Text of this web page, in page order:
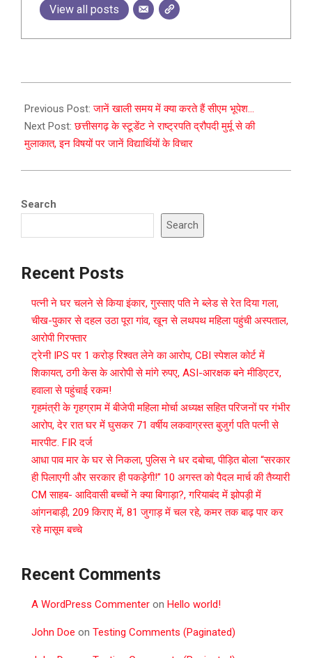
View all posts
08-
22
Previous Post:जानें खाली समय में क्या करते हैं सीएम भूपेश…
Next Post:छत्तीसगढ़ के स्टूडेंट ने राष्ट्रपति द्रौपदी मुर्मू से की
मुलाकात, इन विषयों पर जानें विद्यार्थियों के विचार
Search
Search
Recent Posts
पत्नी ने घर चलने से किया इंकार, गुस्साए पति ने ब्लेड से रेत दिया गला,
चीख-पुकार से दहल उठा पूरा गांव, खून से लथपथ महिला पहुंची अस्पताल,
आरोपी गिरफ्तार
ट्रेनी IPS पर 1 करोड़ रिश्वत लेने का आरोप, CBI स्पेशल कोर्ट में
शिकायत, ठगी केस के आरोपी से मांगे रुपए, ASI-आरक्षक बने मीडिएटर,
हवाला से पहुंचाई रकम!
गृहमंत्री के गृहग्राम में बीजेपी महिला मोर्चा अध्यक्ष सहित परिजनों पर गंभीर
आरोप, देर रात घर में घुसकर 71 वर्षीय लकवाग्रस्त बुजुर्ग पति पत्नी से
मारपीट. FIR दर्ज
आधा पाव मार के घर से निकला, पुलिस ने धर दबोचा, पीड़ित बोला “सरकार
ही पिलाएगी और सरकार ही पकड़ेगी!” 10 अगस्त को पैदल मार्च की तैय्यारी
CM साहब- आदिवासी बच्चों ने क्या बिगाड़ा?, गरियाबंद में झोपड़ी में
आंगनबाड़ी, 209 किराए में, 81 जुगाड़ में चल रहे, कमर तक बाढ़ पार कर
रहे मासूम बच्चे
Recent Comments
A WordPress Commenter on Hello world!
John Doe on Testing Comments (Paginated)